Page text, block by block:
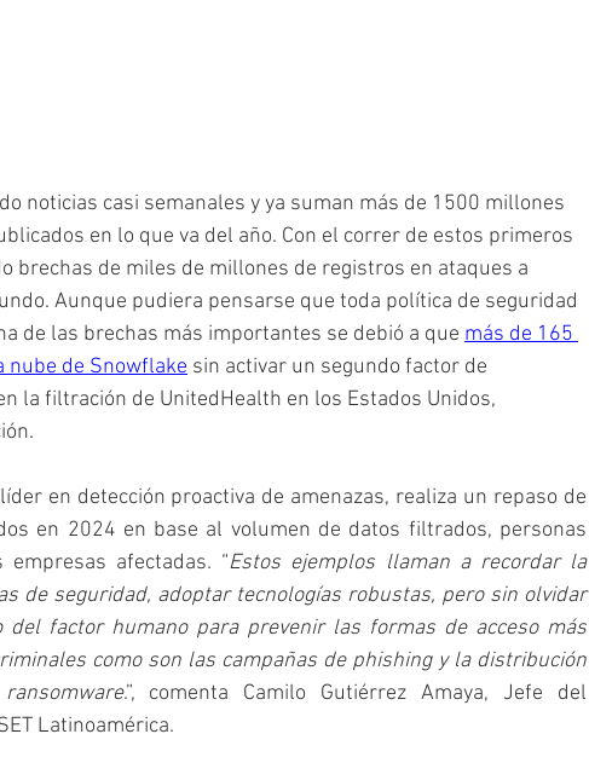
noticias casi semanales y ya suman más de 1500 millones
en lo que va del año. Con el correr de estos primeros
brechas de miles de millones de registros en ataques a
Aunque pudiera pensarse que toda política de seguridad
de las brechas más importantes se debió a que más de 165
nube de Snowflake sin activar un segundo factor de
la filtración de UnitedHealth en los Estados Unidos,
en detección proactiva de amenazas, realiza un repaso de
en 2024 en base al volumen de datos filtrados, personas
afectadas. “Estos ejemplos llaman a recordar la
de seguridad, adoptar tecnologías robustas, pero sin olvidar
del factor humano para prevenir las formas de acceso más
como son las campañas de phishing y la distribución
.”, comenta Camilo Gutiérrez Amaya, Jefe del
Latinoamérica.